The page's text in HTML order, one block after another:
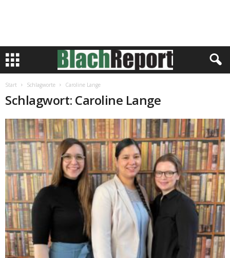
Start Schlagworte Caroline Lange
Schlagwort: Caroline Lange